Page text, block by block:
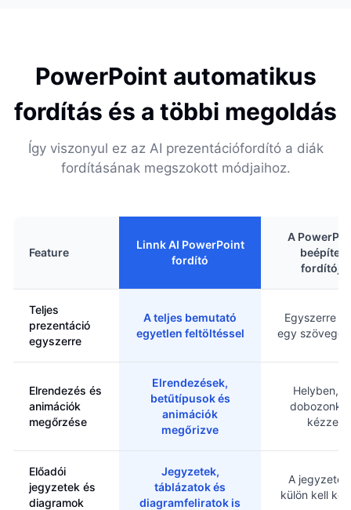
PowerPoint automatikus
fordítás és a többi megoldás
Így viszonyul ez az AI prezentációfordító a diák
fordításának megszokott módjaihoz.
Feature
Linnk AI PowerPoint
fordító
A
beépített
fordítója
Teljes
prezentáció
egyszerre
A teljes bemutató
egyetlen feltöltéssel
Egyszerre
egy
Elrendezés és
animációk
megőrzése
Elrendezések,
betűtípusok és
animációk
megőrizve
Helyben,
kézzel
Előadói
jegyzetek és
diagramok
Jegyzetek,
táblázatok és
diagramfeliratok is
A
külön kell